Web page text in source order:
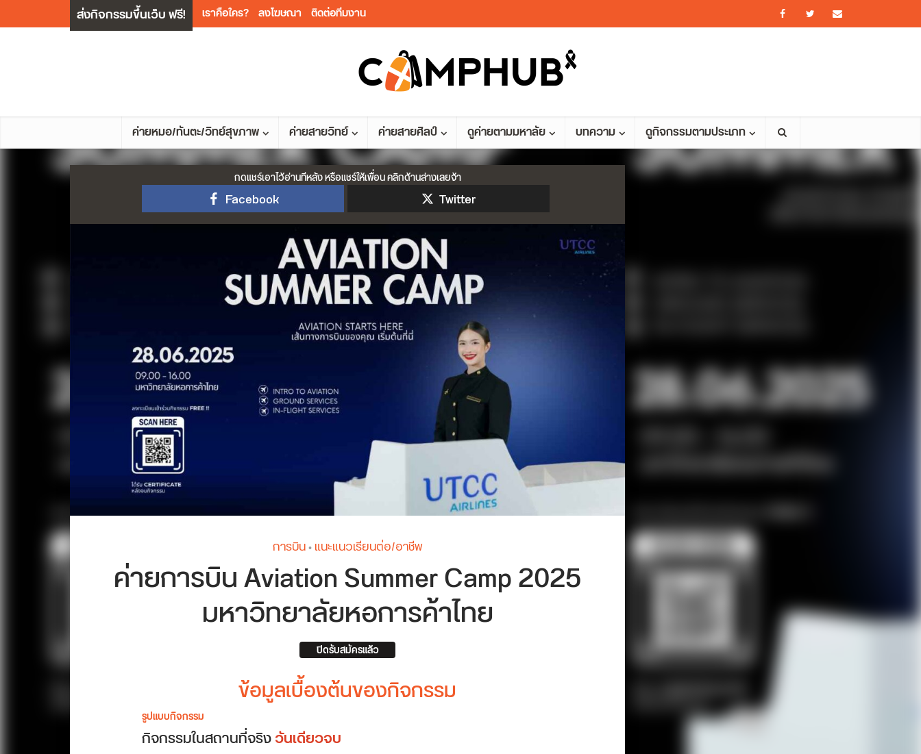
ส่งกิจกรรมขึ้นเว็บ ฟรี! เราคือใคร? ลงโฆษณา ติดต่อทีมงาน
ค่ายหมอ/ทันตะ/วิทย์สุขภาพ ค่ายสายวิทย์ ค่ายสายศิลป์ ดูค่ายตามมหาลัย บทความ ดูกิจกรรมตามประเภท
กดแชร์เอาไว้อ่านทีหลัง หรือแชร์ให้เพื่อน คลิกด้านล่างเลยจ้า
Facebook Twitter
การบิน•แนะแนวเรียนต่อ/อาชีพ
ค่ายการบิน Aviation Summer Camp 2025
มหาวิทยาลัยหอการค้าไทย
ปิดรับสมัครแล้ว
ข้อมูลเบื้องต้นของกิจกรรม
รูปแบบกิจกรรม
กิจกรรมในสถานที่จริงวันเดียวจบ